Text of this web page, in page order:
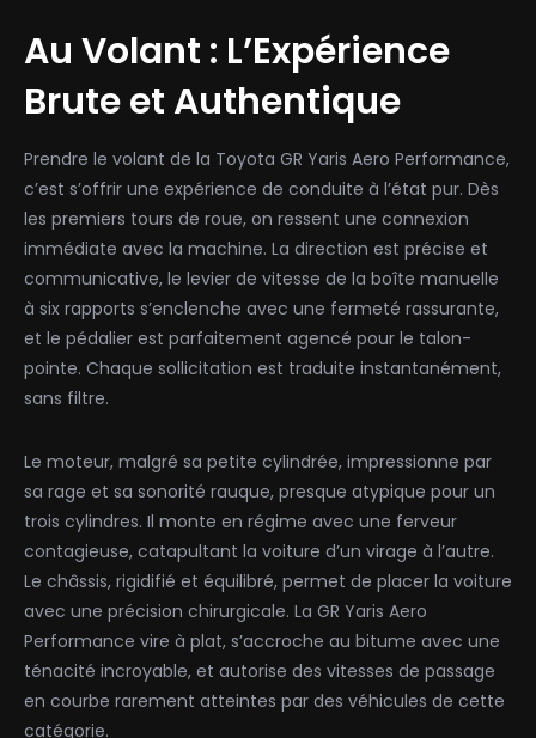
Au Volant : L’Expérience
Brute et Authentique
Prendre le volant de la Toyota GR Yaris Aero Performance,
c’est s’offrir une expérience de conduite à l’état pur. Dès
les premiers tours de roue, on ressent une connexion
immédiate avec la machine. La direction est précise et
communicative, le levier de vitesse de la boîte manuelle
à six rapports s’enclenche avec une fermeté rassurante,
et le pédalier est parfaitement agencé pour le talon-
pointe. Chaque sollicitation est traduite instantanément,
sans filtre.
Le moteur, malgré sa petite cylindrée, impressionne par
sa rage et sa sonorité rauque, presque atypique pour un
trois cylindres. Il monte en régime avec une ferveur
contagieuse, catapultant la voiture d’un virage à l’autre.
Le châssis, rigidifié et équilibré, permet de placer la voiture
avec une précision chirurgicale. La GR Yaris Aero
Performance vire à plat, s’accroche au bitume avec une
ténacité incroyable, et autorise des vitesses de passage
en courbe rarement atteintes par des véhicules de cette
catégorie.